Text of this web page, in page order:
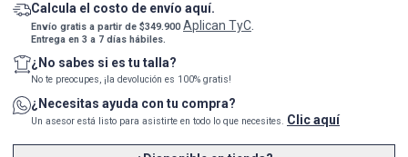
Calcula el costo de envío aquí.
Envío gratis a partir de $349.900Aplican TyC.
Entrega en 3 a 7 días hábiles.
¿No sabes si es tu talla?
No te preocupes, ¡la devolución es 100% gratis!
¿Necesitas ayuda con tu compra?
Un asesor está listo para asistirte en todo lo que necesites. Clic aquí